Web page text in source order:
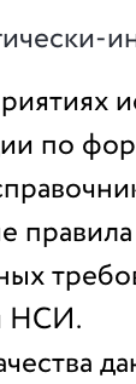
по
НСИ.